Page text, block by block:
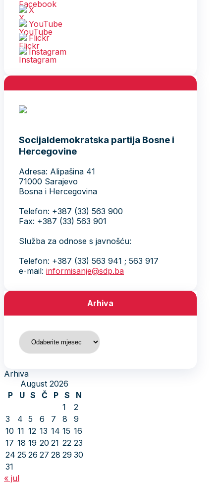
X
YouTube
Flickr
Instagram
Socijaldemokratska partija Bosne i
Hercegovine
Adresa: Alipašina 41
71000 Sarajevo
Bosna i Hercegovina
Telefon: +387 (33) 563 900
Fax: +387 (33) 563 901
Služba za odnose s javnošću:
Telefon: +387 (33) 563 941 ; 563 917
e-mail: informisanje@sdp.ba
Arhiva
Arhiva
Arhiva
August 2026
P
U S Č P S
N
1
2
3
4 5 6 7 8
9
10 11 12 13 14 15 16
17 18 19 20 21 22 23
24 25 26 27 28 29 30
31
« jul